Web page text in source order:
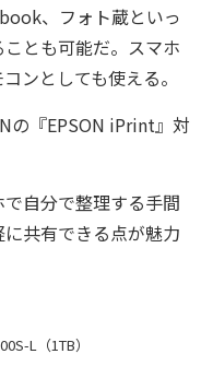
、フォト蔵といっ
とも可能だ。スマホ
ンとしても使える。
の『EPSON iPrint』対
自分で整理する手間
共有できる点が魅力
L（1TB）